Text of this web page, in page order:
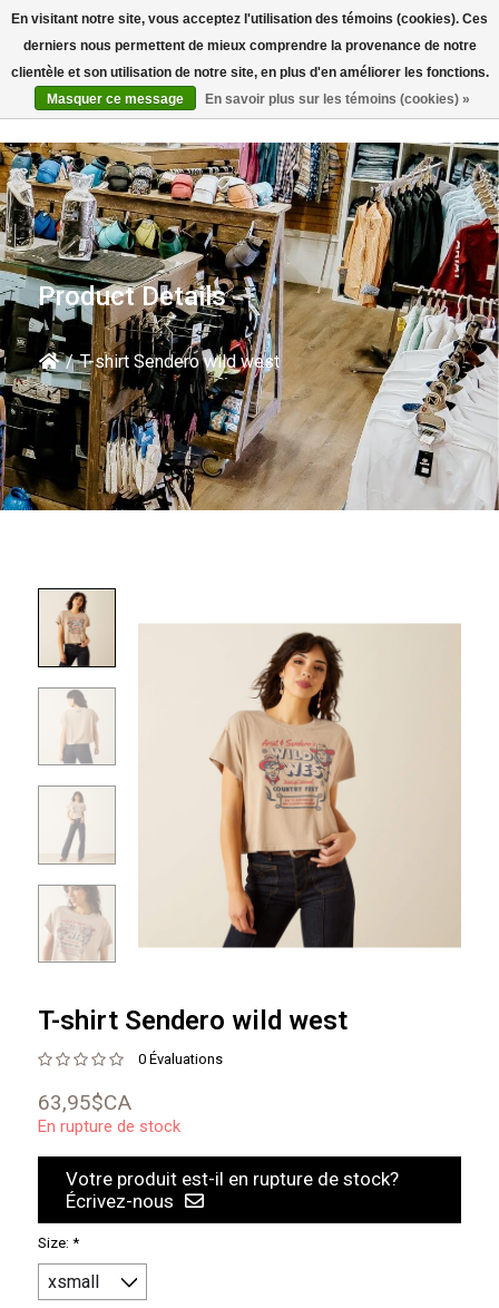
Rechercher
Product Details
/ T-shirt Sendero wild west
T-shirt Sendero wild west
0 Évaluations
63,95$CA
En rupture de stock
Votre produit est-il en rupture de stock?
Écrivez-nous
Size: *
En visitant notre site, vous acceptez l'utilisation des témoins (cookies). Ces
derniers nous permettent de mieux comprendre la provenance de notre
clientèle et son utilisation de notre site, en plus d'en améliorer les fonctions.
Masquer ce message
En savoir plus sur les témoins (cookies) »